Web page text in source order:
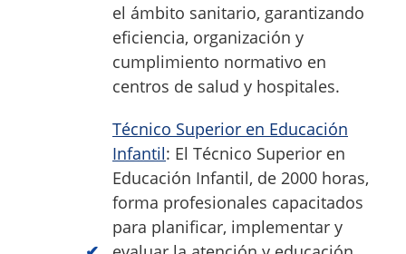
el ámbito sanitario, garantizando
eficiencia, organización y
cumplimiento normativo en
centros de salud y hospitales.
Técnico Superior en Educación
Infantil: El Técnico Superior en
Educación Infantil, de 2000 horas,
forma profesionales capacitados
para planificar, implementar y